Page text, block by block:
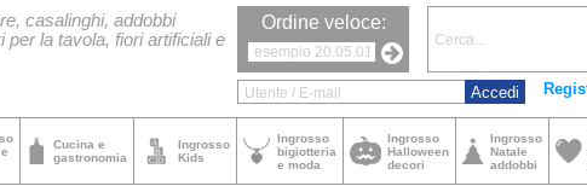
casalinghi, addobbi
la tavola, fiori artificiali e
Ordine veloce:
Cucina e
gastronomia
Ingrosso
Kids
Ingrosso
bigiotteria
e moda
Ingrosso
Halloween
decori
Ingrosso
Natale
addobbi